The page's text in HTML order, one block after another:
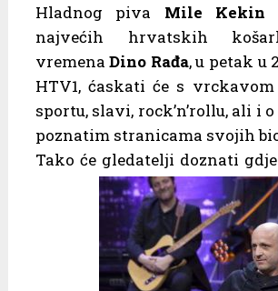
Hladnog piva Mile Kekin
najvećih hrvatskih
vremenaDino Rađa, u petak u
HTV1, ćaskati će s
sportu, slavi, rock’n’rollu, ali i
poznatim stranicama svojih
Tako će gledatelji doznati